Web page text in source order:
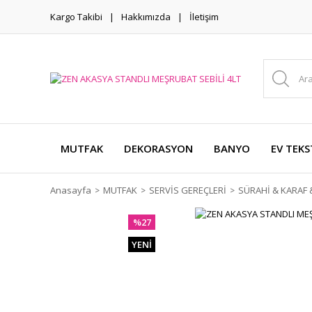
Kargo Takibi Hakkımızda İletişim
MUTFAK DEKORASYON BANYO EV
Anasayfa MUTFAK SERVİS GEREÇLERİ SÜRAHİ & KARAF
%27
YENİ